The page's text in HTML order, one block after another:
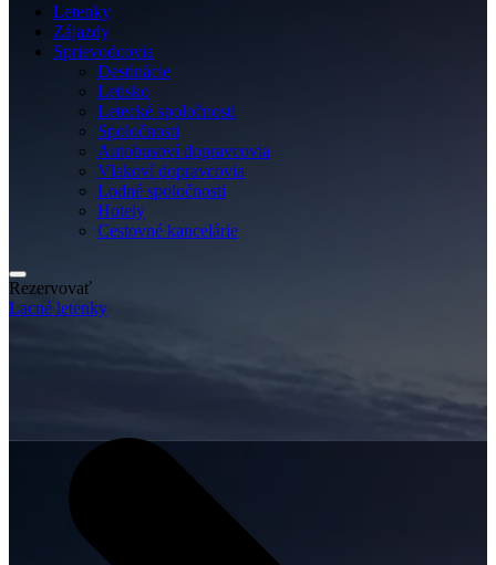
Letenky
Zájazdy
Sprievodcovia
Destinácie
Letisko
Letecké spoločnosti
Spoločnosti
Autobusoví dopravcovia
Vlakoví dopravcovia
Lodné spoločnosti
Hotely
Cestovné kancelárie
Rezervovať
Lacné letenky